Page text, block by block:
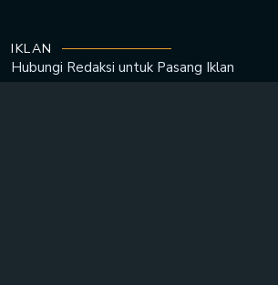
IKLAN
Hubungi Redaksi untuk Pasang Iklan